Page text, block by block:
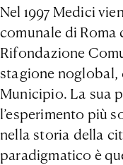
Nel 1997 Medici
comunale di
Rifondazione
stagione noglobal,
Municipio. La sua
l’esperimento più
nella storia della
paradigmatico è